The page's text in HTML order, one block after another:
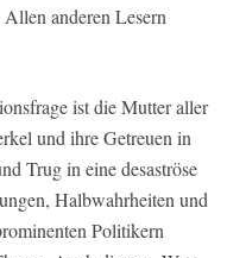
anderen Lesern
ist die Mutter aller
und ihre Getreuen in
Trug in eine desaströse
Halbwahrheiten und
Politikern